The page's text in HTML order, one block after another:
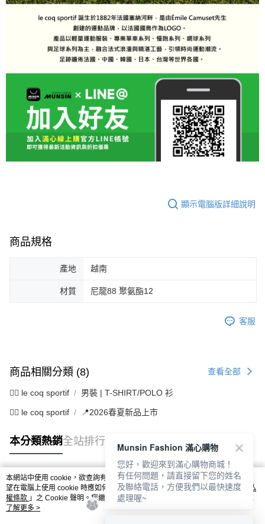
顯示電腦版詳細說明
商品規格
產地 越南
材質 尼龍88 聚氨酯12
客服
商品相關分類 (8) 查看全部
🚴‍♂️ le coq sportif 男裝 | T-SHIRT/POLO 衫
🚴‍♂️ le coq sportif 📍2026春夏新品上市
本分類熱銷全站排行
熱門標籤
本網站中使用 cookie，欲查詢有關本網站使用 cookie 方式之詳情，及若您不希
望在電腦上使用 cookie 時應如何變更電腦的 cookie 設定，請參閱本網站「
隱私
權條款 」之 Cookie 聲明。您繼續使用本網站即表示您同意本公司得按本網站使
用條款之 Cookie 聲明使用 cookie。
了解更多 >
Munsin Fashion 滿心購物
您好，歡迎來到滿心購物商城！
有任何問題，請直接留下您的姓名
及聯絡電話，方便我們以最快速度
處理喔~